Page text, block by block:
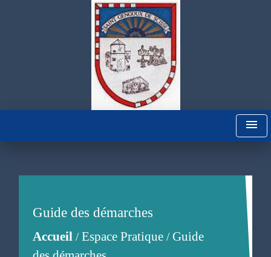
menu
Guide des démarches
Accueil/Espace Pratique/Guide